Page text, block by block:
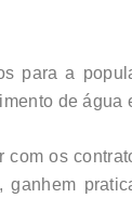
para a
de água
os